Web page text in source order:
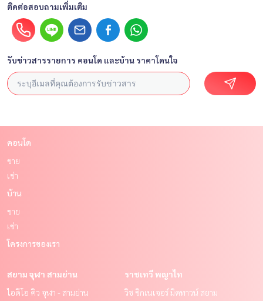
ติดต่อสอบถามเพิ่มเติม
รับข่าวสารรายการ คอนโด และบ้าน ราคาโดนใจ
คอนโด
ขาย
เช่า
บ้าน
ขาย
เช่า
โครงการของเรา
สยาม จุฬา สามย่าน
ไอดีโอ คิว จุฬา - สามย่าน
ราชเทวี พญาไท
วิช ซิกเนเจอร์ มิดทาวน์ สยาม